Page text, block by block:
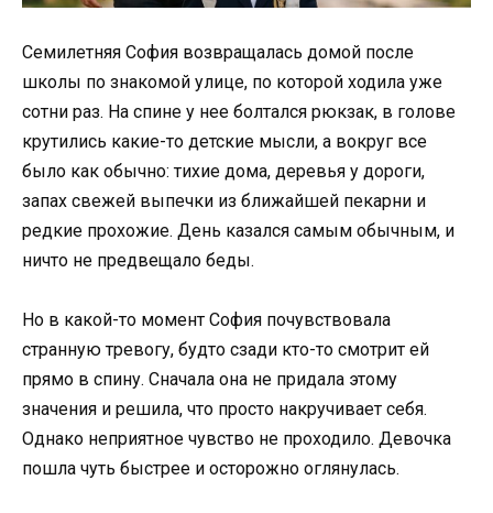
Семилетняя София возвращалась домой после
школы по знакомой улице, по которой ходила уже
сотни раз. На спине у нее болтался рюкзак, в голове
крутились какие-то детские мысли, а вокруг все
было как обычно: тихие дома, деревья у дороги,
запах свежей выпечки из ближайшей пекарни и
редкие прохожие. День казался самым обычным, и
ничто не предвещало беды.
Но в какой-то момент София почувствовала
странную тревогу, будто сзади кто-то смотрит ей
прямо в спину. Сначала она не придала этому
значения и решила, что просто накручивает себя.
Однако неприятное чувство не проходило. Девочка
пошла чуть быстрее и осторожно оглянулась.